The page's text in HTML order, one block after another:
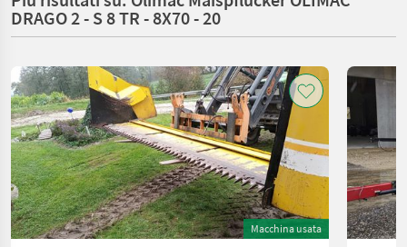
DRAGO 2 - S 8 TR - 8X70 - 20
Macchina usata